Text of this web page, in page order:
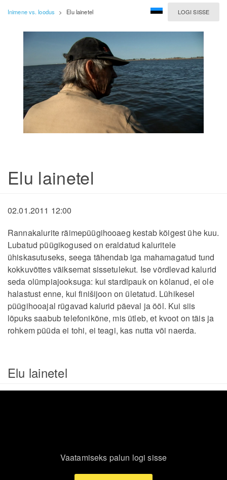
LOGI SISSE
Inimene vs. loodus > Elu lainetel
Elu lainetel
02.01.2011 12:00
Rannakalurite räimepüügihooaeg kestab kõigest ühe kuu.
Lubatud püügikogused on eraldatud kaluritele
ühiskasutuseks, seega tähendab iga mahamagatud tund
kokkuvõttes väiksemat sissetulekut. Ise võrdlevad kalurid
seda olümpiajooksuga: kui stardipauk on kõlanud, ei ole
halastust enne, kui finišijoon on ületatud. Lühikesel
püügihooajal rügavad kalurid päeval ja ööl. Kui siis
lõpuks saabub telefonikõne, mis ütleb, et kvoot on täis ja
rohkem püüda ei tohi, ei teagi, kas nutta või naerda.
Elu lainetel
Vaatamiseks palun logi sisse